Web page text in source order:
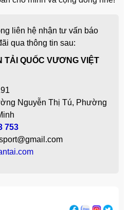
liên hệ nhận tư vấn báo
qua thông tin sau:
TẢI QUỐC VƯƠNG VIỆT
Nguyễn Thị Tú, Phường
753